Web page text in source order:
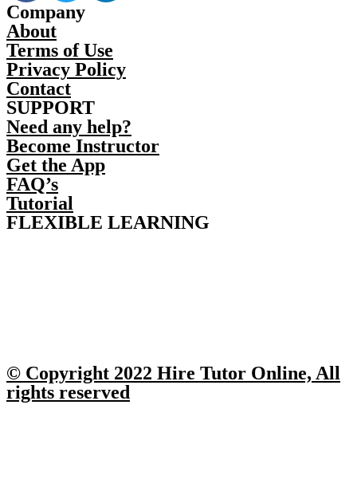
Company
About
Terms of Use
Privacy Policy
Contact
SUPPORT
Need any help?
Become Instructor
Get the App
FAQ’s
Tutorial
FLEXIBLE LEARNING
© Copyright 2022 Hire Tutor Online, All
rights reserved